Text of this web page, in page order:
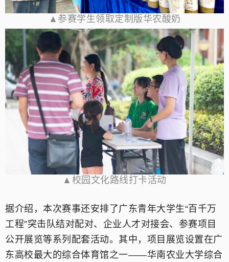
▲参赛学生领取定制版华农酸奶
▲校园文化路线打卡活动
据介绍，本次赛事还安排了广东青年大学生“百千万
工程”突击队结对配对、企业人才对接会、参赛项目
公开展览等系列配套活动。其中，项目展览设置在广
东高校最大的综合体育馆之一——华南农业大学综合